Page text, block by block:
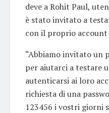
deve a Rohit Paul,
è stato invitato a
con il proprio account
“Abbiamo invitato un
per aiutarci a testare
autenticarsi ai loro
richiesta di una
123456 i vostri giorni